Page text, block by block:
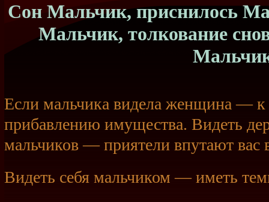
Сон Мальчик, приснилось
Мальчик, толкование
Если мальчика видела женщина — к
прибавлению имущества. Видеть
мальчиков — приятели впутают вас
Видеть себя мальчиком — иметь